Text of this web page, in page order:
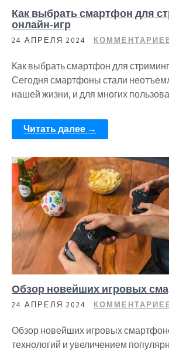
Как выбрать смартфон для
онлайн-игр
24 АПРЕЛЯ 2024
Как выбрать смартфон для
Сегодня смартфоны стали
нашей жизни, и для многих
Читать далее →
Обзор новейших игровых
24 АПРЕЛЯ 2024
Обзор новейших игровых
технологий и увеличением